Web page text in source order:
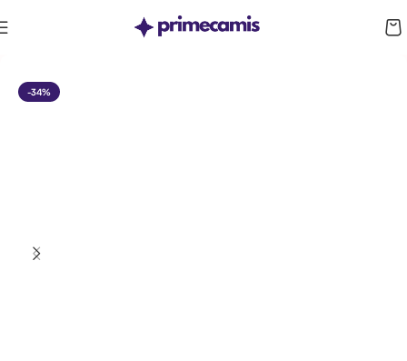
-34%